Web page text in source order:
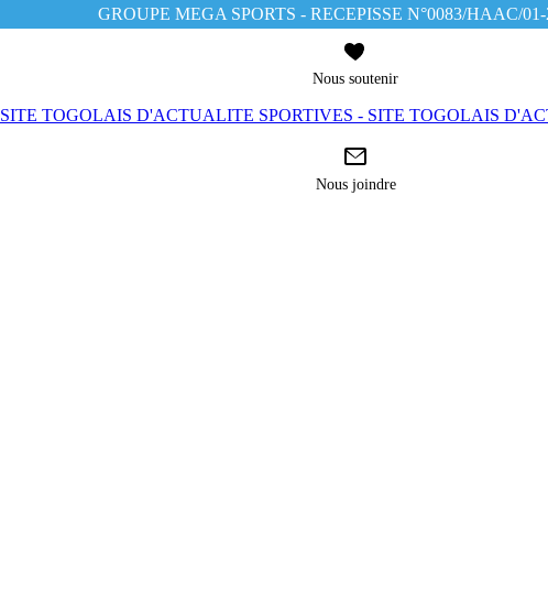
GROUPE MEGA SPORTS - RECEPISSE N°0083/HAAC/01-
Nous soutenir
SITE TOGOLAIS D'ACTUALITE SPORTIVES - SITE TOGOLAIS
Nous joindre